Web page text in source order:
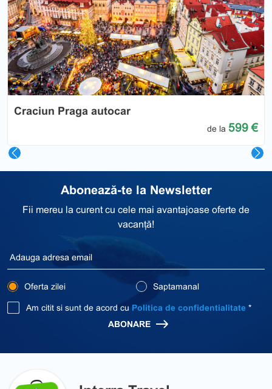
Craciun Praga autocar
de la 599 €
Previous
Abonează-te la Newsletter
Fii mereu la curent cu cele mai avantajoase oferte de
vacanță!
Oferta zilei Saptamanal
Am citit si sunt de acord cu Politica de confidentialitate *
ABONARE